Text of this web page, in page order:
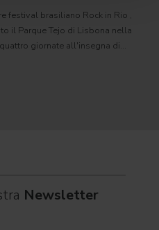
festival brasiliano Rock in Rio ,
il Parque Tejo di Lisbona nella
giornate all'insegna di
Newsletter